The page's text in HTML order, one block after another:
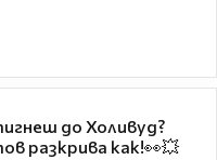
до Холивуд?
разкрива как!👀💥